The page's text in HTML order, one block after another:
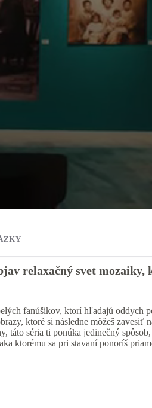
relaxačný svet
fanúšikov, ktorí hľadajú oddych
ktoré si následne môžeš
táto séria ti ponúka jedinečný
ktorému sa pri stavaní ponoríš